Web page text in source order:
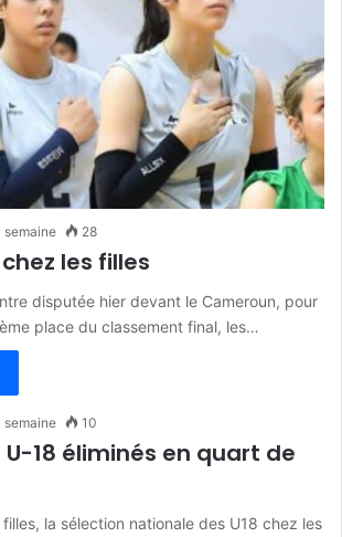
semaine 28
les filles
disputée hier devant le Cameroun, pour
place du classement final, les…
semaine 10
U-18 éliminés en quart de
la sélection nationale des U18 chez les